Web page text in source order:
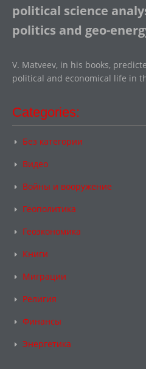
political science
politics and geo-
V. Matveev, in his books,
political and economical life in
Categories:
Без категории
Видео
Войны и вооружение
Геополитика
Геоэкономика
Книги
Миграции
Религия
Финансы
Энергетика